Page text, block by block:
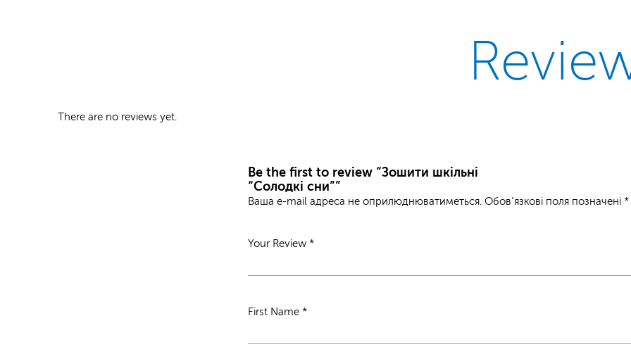
There are no reviews yet.
Be the first to review “Зошити шкільні
“Солодкі сни””
Ваша e-mail адреса не оприлюднюватиметься. Обов’язкові поля позначені *
Your Review *
First Name *